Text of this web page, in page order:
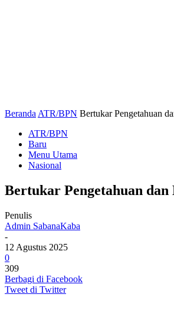
Beranda ATR/BPN Bertukar Pengetahuan
ATR/BPN
Baru
Menu Utama
Nasional
Bertukar Pengetahuan
Penulis
Admin SabanaKaba
-
12 Agustus 2025
0
309
Berbagi di Facebook
Tweet di Twitter